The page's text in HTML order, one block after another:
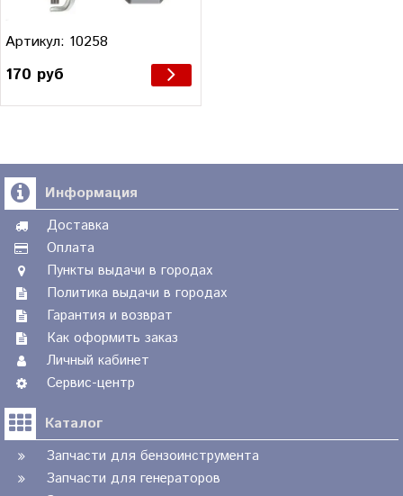
Артикул: 10258
170 руб
Информация
Доставка
Оплата
Пункты выдачи в городах
Политика выдачи в городах
Гарантия и возврат
Как оформить заказ
Личный кабинет
Сервис-центр
Каталог
Запчасти для бензоинструмента
Запчасти для генераторов